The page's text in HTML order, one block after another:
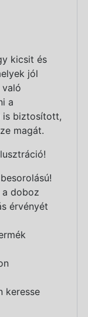
kicsit és
jól
való
a
is biztosított,
magát.
doboz
érvényét
keresse